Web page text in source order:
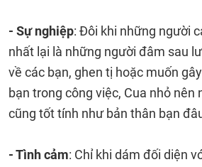
- Sự nghiệp: Đôi khi những người
nhất lại là những người đâm sau
về các bạn, ghen tị hoặc muốn
bạn trong công việc, Cua nhỏ nên
cũng tốt tính như bản thân bạn
- Tình cảm: Chỉ khi dám đối diện